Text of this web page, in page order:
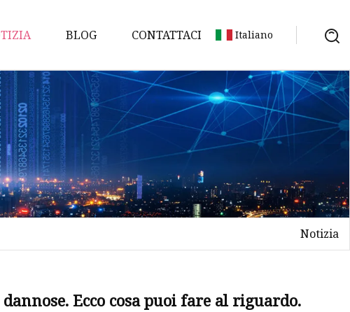
omogenea
BLOG CONTATTACI Italiano
Notizia
Ecco cosa puoi fare al riguardo.